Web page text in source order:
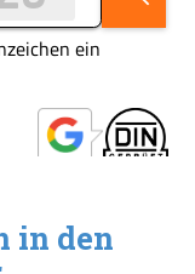
in den